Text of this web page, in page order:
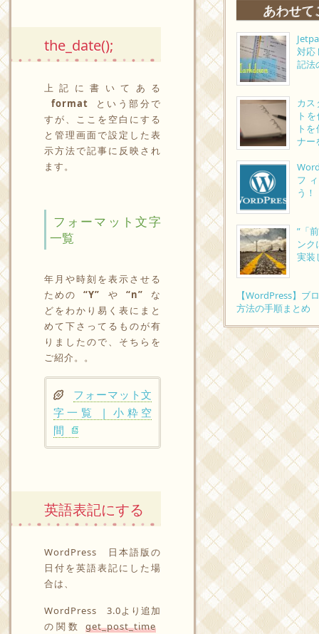
the_date();
上記に書いてある
format
という部分で
すが、ここを空白にする
と管理画面で設定した表
示方法で記事に反映され
ます。
フォーマット文字
一覧
年月や時刻を表示させる
ための
“Y” や “n”
な
どをわかり易く表にまと
めて下さってるものが有
りましたので、そちらを
ご紹介。。
フォーマット文
字一覧 | 小粋空
間
英語表記にする
WordPress 日本語版の
日付を英語表記にした場
合は、
WordPress 3.0より追加
の関数
get_post_time
あわせて
対応
記法
カ
ト
ト
ナー
フ
う
”「
ン
実装
【WordPress】ブ
方法の手順まとめ